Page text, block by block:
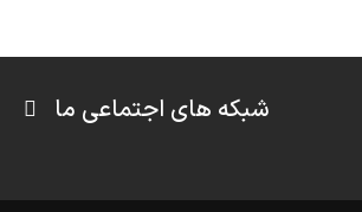
شبکه های اجتماعی ما